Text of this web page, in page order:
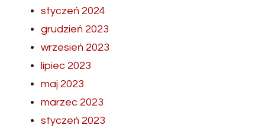
styczeń 2024
grudzień 2023
wrzesień 2023
lipiec 2023
maj 2023
marzec 2023
styczeń 2023